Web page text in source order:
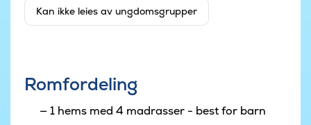
Kan ikke leies av ungdomsgrupper
Romfordeling
1 hems med 4 madrasser - best for barn